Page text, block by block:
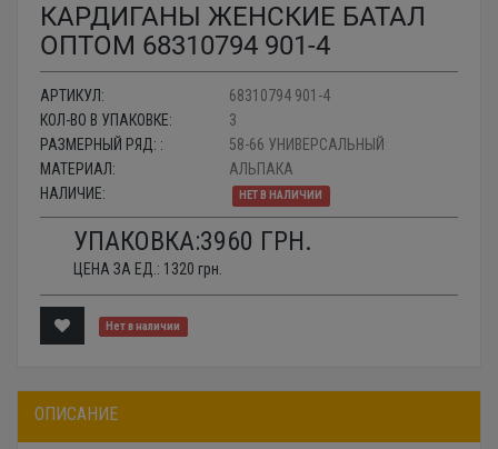
КАРДИГАНЫ ЖЕНСКИЕ БАТАЛ
ОПТОМ 68310794 901-4
АРТИКУЛ:
68310794 901-4
КОЛ-ВО В УПАКОВКЕ:
3
РАЗМЕРНЫЙ РЯД: :
58-66 УНИВЕРСАЛЬНЫЙ
МАТЕРИАЛ:
АЛЬПАКА
НАЛИЧИЕ:
НЕТ В НАЛИЧИИ
УПАКОВКА:3960 ГРН.
ЦЕНА ЗА ЕД.: 1320 грн.
Нет в наличии
ОПИСАНИЕ